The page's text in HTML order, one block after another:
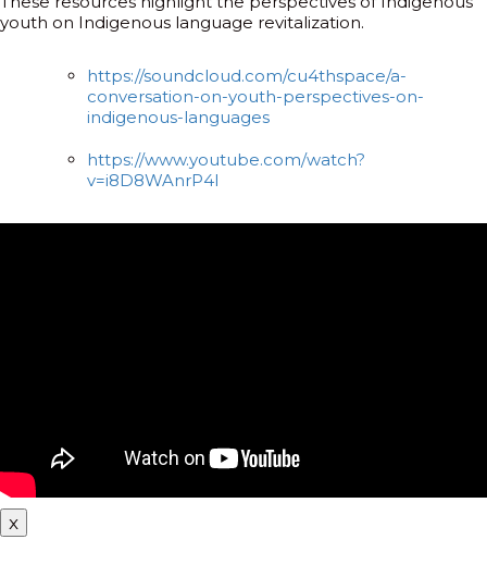
youth on Indigenous language revitalization.
https://soundcloud.com/cu4thspace/a-
conversation-on-youth-perspectives-on-
indigenous-languages
https://www.youtube.com/watch?
v=i8D8WAnrP4I
x